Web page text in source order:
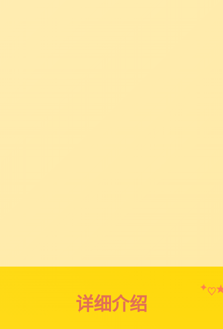
详细介绍
✦♡